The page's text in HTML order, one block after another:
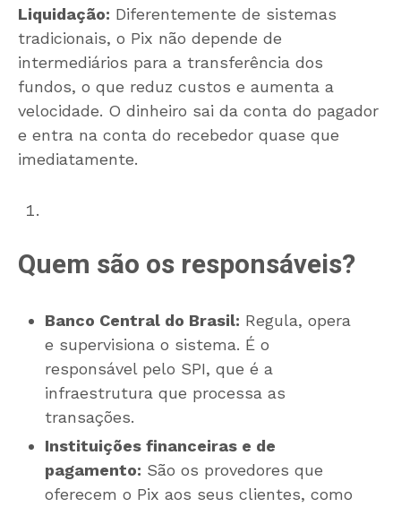
Liquidação: Diferentemente de sistemas
tradicionais, o Pix não depende de
intermediários para a transferência dos
fundos, o que reduz custos e aumenta a
velocidade. O dinheiro sai da conta do pagador
e entra na conta do recebedor quase que
imediatamente.
Quem são os responsáveis?
Banco Central do Brasil: Regula, opera
e supervisiona o sistema. É o
responsável pelo SPI, que é a
infraestrutura que processa as
transações.
Instituições financeiras e de
pagamento: São os provedores que
oferecem o Pix aos seus clientes, como